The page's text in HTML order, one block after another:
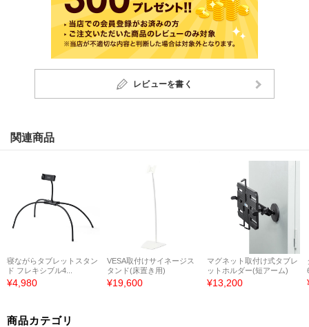
レビューを書く
関連商品
寝ながらタブレットスタン
ド フレキシブル4...
¥4,980
VESA取付けサイネージス
タンド(床置き用)
¥19,600
マグネット取付け式タブレ
ットホルダー(短アーム)
¥13,200
商品カテゴリ